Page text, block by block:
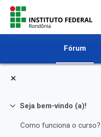
Ir para o conteúdo principal
Fórum
Contrair
Seja bem-vindo (a)!
Como funciona o curso?